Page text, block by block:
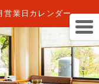
営業日カレンダー